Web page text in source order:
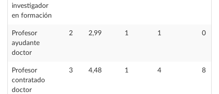
investigador
en formación
Profesor
ayudante
doctor
2 2,99 1 1 0
Profesor
contratado
doctor
3 4,48 1 4 8